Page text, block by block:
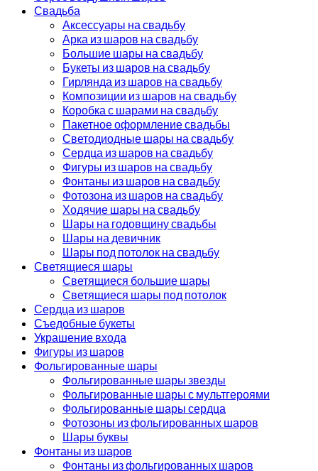
Свадьба
Аксессуары на свадьбу
Арка из шаров на свадьбу
Большие шары на свадьбу
Букеты из шаров на свадьбу
Гирлянда из шаров на свадьбу
Композиции из шаров на свадьбу
Коробка с шарами на свадьбу
Пакетное оформление свадьбы
Светодиодные шары на свадьбу
Сердца из шаров на свадьбу
Фигуры из шаров на свадьбу
Фонтаны из шаров на свадьбу
Фотозона из шаров на свадьбу
Ходячие шары на свадьбу
Шары на годовщину свадьбы
Шары на девичник
Шары под потолок на свадьбу
Светящиеся шары
Светящиеся большие шары
Светящиеся шары под потолок
Сердца из шаров
Съедобные букеты
Украшение входа
Фигуры из шаров
Фольгированные шары
Фольгированные шары звезды
Фольгированные шары с мультгероями
Фольгированные шары сердца
Фотозоны из фольгированных шаров
Шары буквы
Фонтаны из шаров
Фонтаны из фольгированных шаров